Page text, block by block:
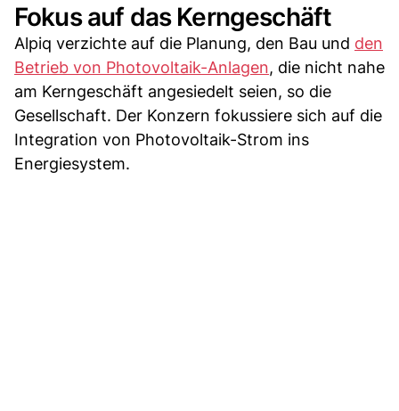
Fokus auf das Kerngeschäft
Alpiq verzichte auf die Planung, den Bau und den
Betrieb von Photovoltaik-Anlagen, die nicht nahe
am Kerngeschäft angesiedelt seien, so die
Gesellschaft. Der Konzern fokussiere sich auf die
Integration von Photovoltaik-Strom ins
Energiesystem.